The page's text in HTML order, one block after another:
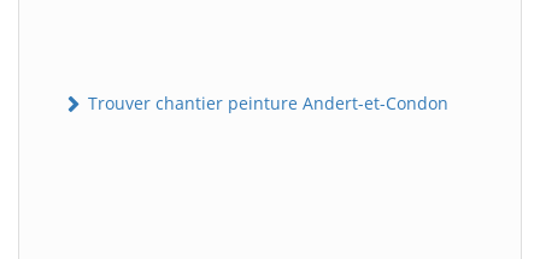
Trouver chantier peinture Andert-et-Condon